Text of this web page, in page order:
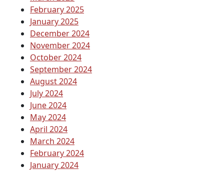
February 2025
January 2025
December 2024
November 2024
October 2024
September 2024
August 2024
July 2024
June 2024
May 2024
April 2024
March 2024
February 2024
January 2024